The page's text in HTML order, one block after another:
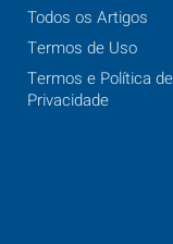
Todos os Artigos
Termos de Uso
Termos e Política de
Privacidade